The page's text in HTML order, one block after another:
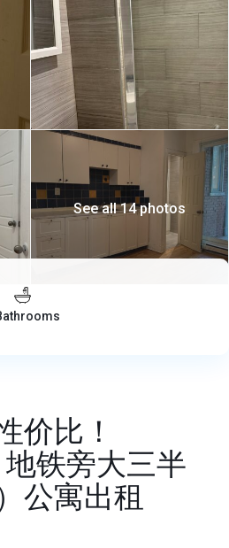
See all 14 photos
价比！
铁旁大三半
公寓出租